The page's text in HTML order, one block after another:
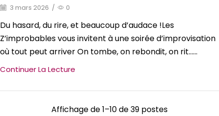
3 mars 2026 / 0
Du hasard, du rire, et beaucoup d’audace !Les
Z’improbables vous invitent à une soirée d’improvisation
où tout peut arriver On tombe, on rebondit, on rit…...
Continuer La Lecture
Affichage de 1–10 de 39 postes